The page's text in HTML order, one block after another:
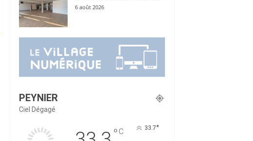
6 août 2026
PEYNIER
Ciel Dégagé
°C 33.7°